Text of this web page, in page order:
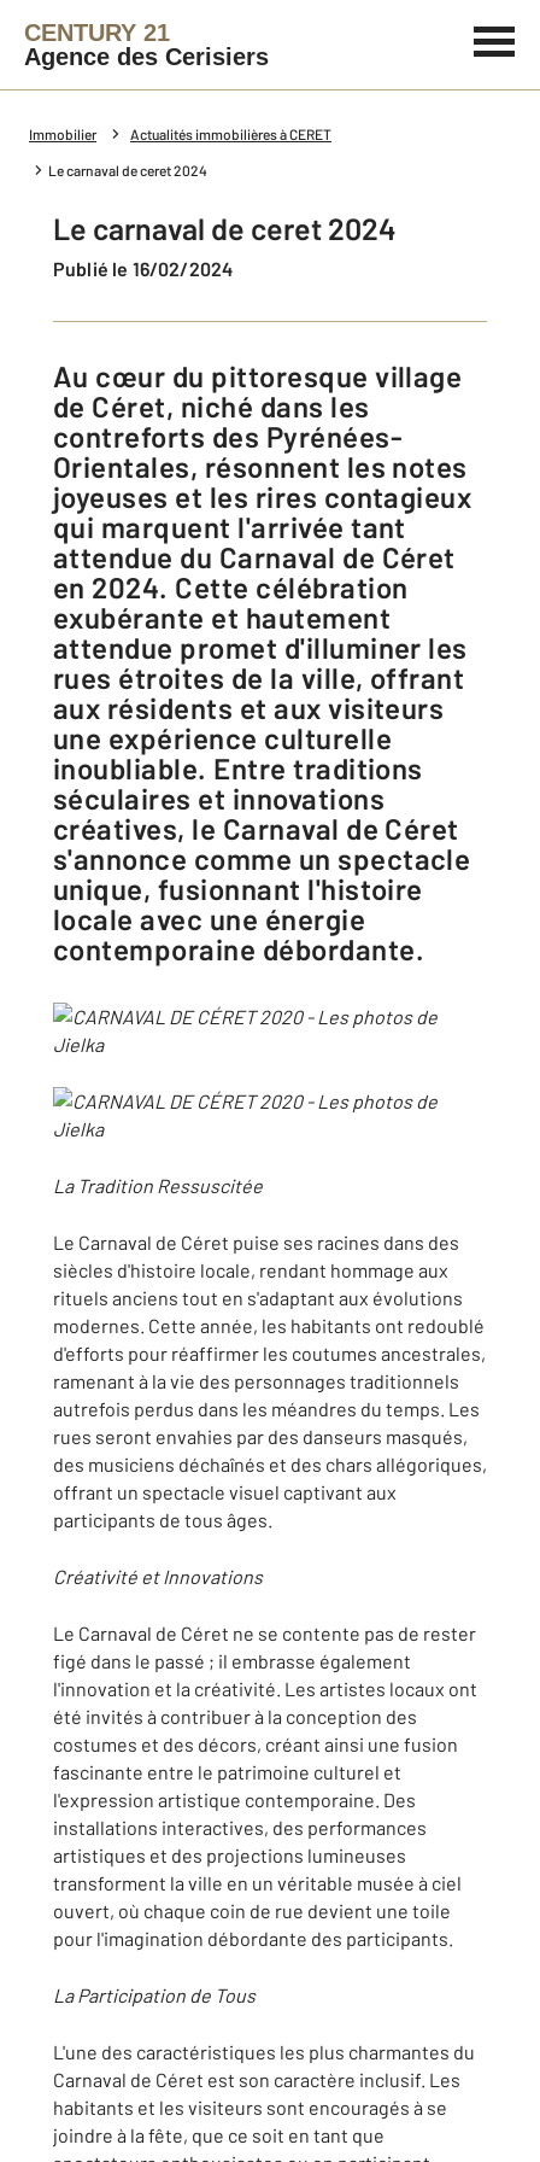
CENTURY 21
Agence des Cerisiers
Immobilier Actualités immobilières à CERET
Le carnaval de ceret 2024
Le carnaval de ceret 2024
Publié le 16/02/2024
Au cœur du pittoresque village
de Céret, niché dans les
contreforts des Pyrénées-
Orientales, résonnent les notes
joyeuses et les rires contagieux
qui marquent l'arrivée tant
attendue du Carnaval de Céret
en 2024. Cette célébration
exubérante et hautement
attendue promet d'illuminer les
rues étroites de la ville, offrant
aux résidents et aux visiteurs
une expérience culturelle
inoubliable. Entre traditions
séculaires et innovations
créatives, le Carnaval de Céret
s'annonce comme un spectacle
unique, fusionnant l'histoire
locale avec une énergie
contemporaine débordante.
La Tradition Ressuscitée
Le Carnaval de Céret puise ses racines dans des
siècles d'histoire locale, rendant hommage aux
rituels anciens tout en s'adaptant aux évolutions
modernes. Cette année, les habitants ont redoublé
d'efforts pour réaffirmer les coutumes ancestrales,
ramenant à la vie des personnages traditionnels
autrefois perdus dans les méandres du temps. Les
rues seront envahies par des danseurs masqués,
des musiciens déchaînés et des chars allégoriques,
offrant un spectacle visuel captivant aux
participants de tous âges.
Créativité et Innovations
Le Carnaval de Céret ne se contente pas de rester
figé dans le passé ; il embrasse également
l'innovation et la créativité. Les artistes locaux ont
été invités à contribuer à la conception des
costumes et des décors, créant ainsi une fusion
fascinante entre le patrimoine culturel et
l'expression artistique contemporaine. Des
installations interactives, des performances
artistiques et des projections lumineuses
transforment la ville en un véritable musée à ciel
ouvert, où chaque coin de rue devient une toile
pour l'imagination débordante des participants.
La Participation de Tous
L'une des caractéristiques les plus charmantes du
Carnaval de Céret est son caractère inclusif. Les
habitants et les visiteurs sont encouragés à se
joindre à la fête, que ce soit en tant que